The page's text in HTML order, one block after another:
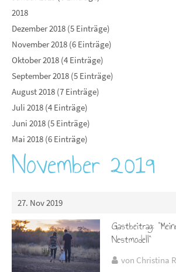
2018
Dezember 2018 (5 Einträge)
November 2018 (6 Einträge)
Oktober 2018 (4 Einträge)
September 2018 (5 Einträge)
August 2018 (7 Einträge)
Juli 2018 (4 Einträge)
Juni 2018 (5 Einträge)
Mai 2018 (6 Einträge)
November 2019
27. Nov 2019
Gastbeitrag:
Nestmodell"
von Christina